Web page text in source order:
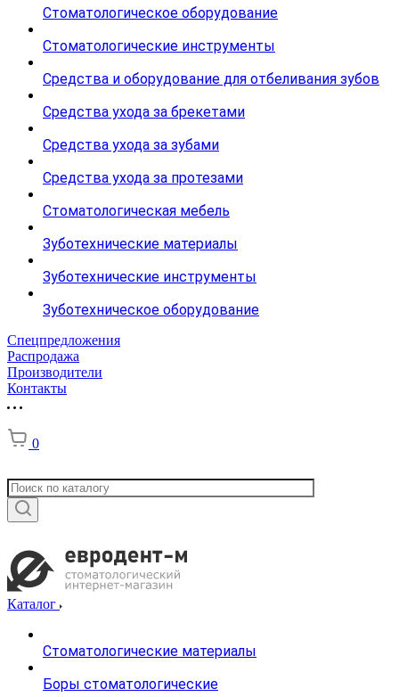
Стоматологическое оборудование
Стоматологические инструменты
Средства и оборудование для отбеливания зубов
Средства ухода за брекетами
Средства ухода за зубами
Средства ухода за протезами
Стоматологическая мебель
Зуботехнические материалы
Зуботехнические инструменты
Зуботехническое оборудование
Спецпредложения
Распродажа
Производители
Контакты
0
Каталог
Стоматологические материалы
Боры стоматологические